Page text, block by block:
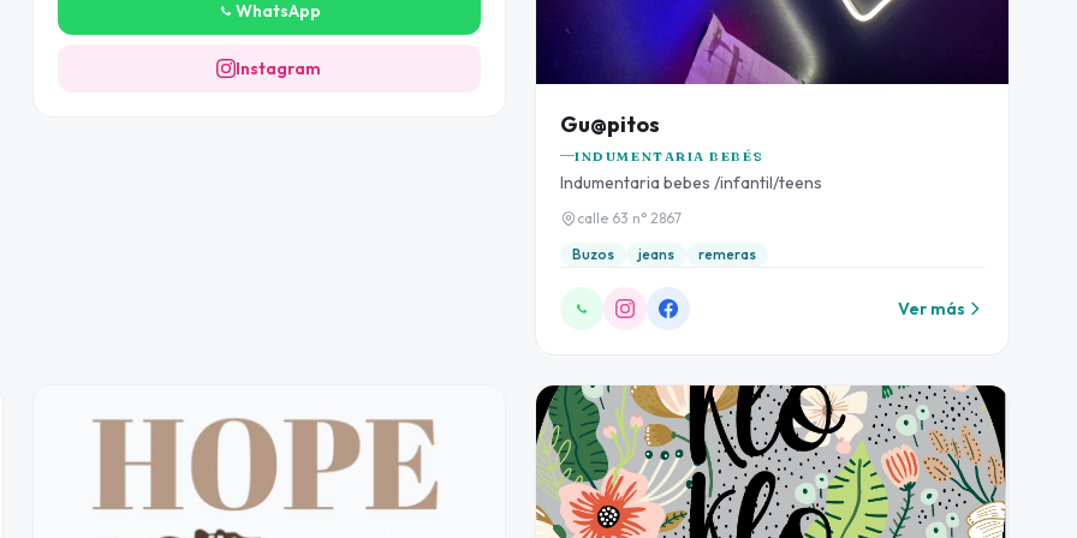
WhatsApp
Instagram
Gu@pitos
INDUMENTARIA BEBÉS
Indumentaria bebes /infantil/teens
calle 63 n° 2867
Buzos
jeans remeras
Ver más